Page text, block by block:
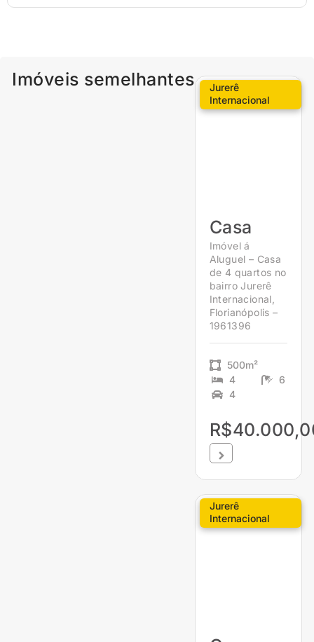
Imóveis semelhantes
Jurerê
Internacional
Casa
Imóvel á
Aluguel – Casa
de 4 quartos no
bairro Jurerê
Internacional,
Florianópolis –
1961396
500m²
4
6
4
Jurerê
Internacional